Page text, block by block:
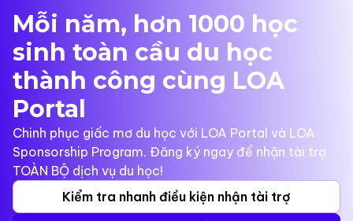
Mỗi năm, hơn 1000 học
sinh toàn cầu du học
thành công cùng LOA
Portal
Chinh phục giấc mơ du học với LOA Portal và LOA
Sponsorship Program. Đăng ký ngay để nhận tài trợ
TOÀN BỘ dịch vụ du học!
Kiểm tra nhanh điều kiện nhận tài trợ